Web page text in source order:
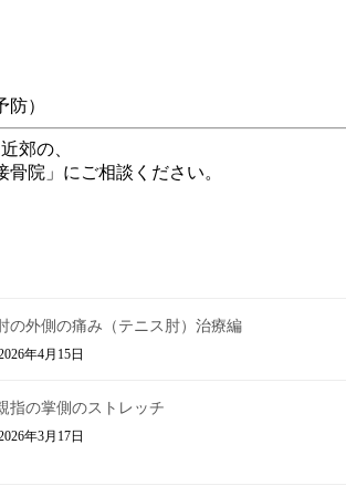
）
郊の、
院」にご相談ください。
の外側の痛み（テニス肘）治療編
年4月15日
指の掌側のストレッチ
年3月17日